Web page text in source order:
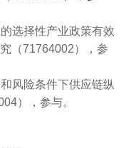
选择性产业政策有效
（71764002），参
风险条件下供应链纵
），参与。